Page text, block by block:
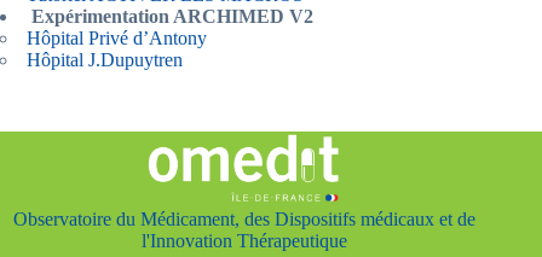
Expérimentation ARCHIMED V2
Hôpital Privé d’Antony
Hôpital J.Dupuytren
Observatoire du Médicament, des Dispositifs médicaux et de
l'Innovation Thérapeutique